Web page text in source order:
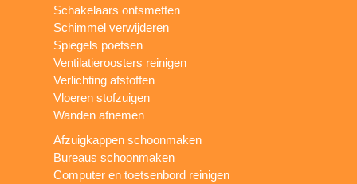
Schakelaars ontsmetten
Schimmel verwijderen
Spiegels poetsen
Ventilatieroosters reinigen
Verlichting afstoffen
Vloeren stofzuigen
Wanden afnemen
Afzuigkappen schoonmaken
Bureaus schoonmaken
Computer en toetsenbord reinigen